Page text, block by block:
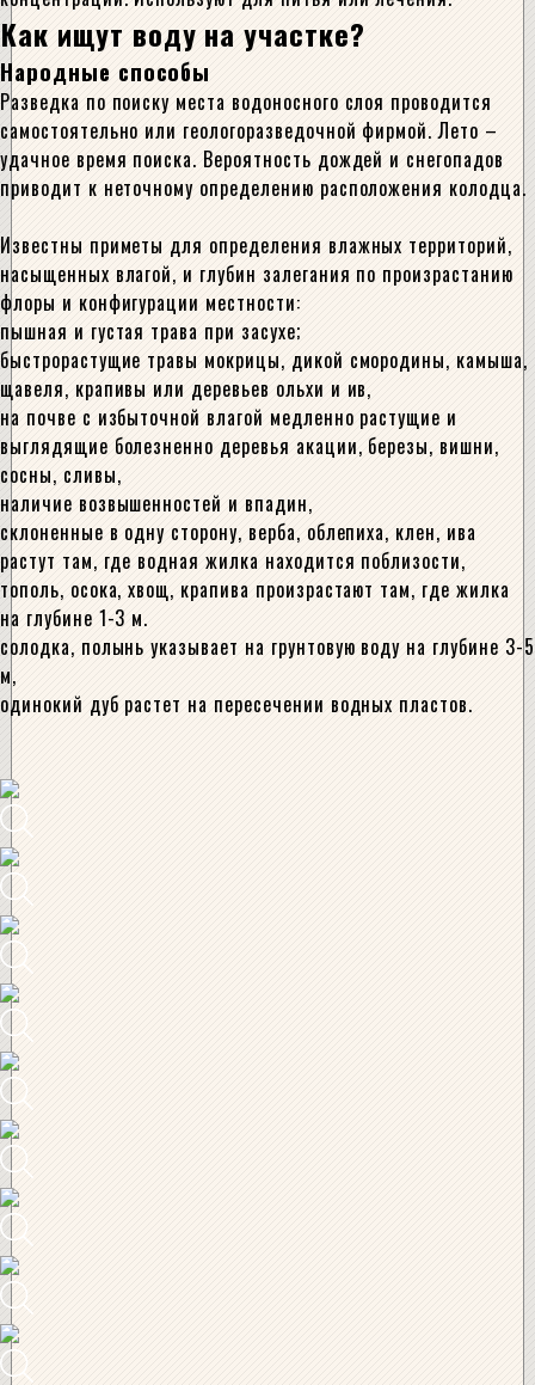
Как ищут воду на участке?
Народные способы
Разведка по поиску места водоносного слоя проводится
самостоятельно или геологоразведочной фирмой. Лето –
удачное время поиска. Вероятность дождей и снегопадов
приводит к неточному определению расположения колодца.
Известны приметы для определения влажных территорий,
насыщенных влагой, и глубин залегания по произрастанию
флоры и конфигурации местности:
пышная и густая трава при засухе;
быстрорастущие травы мокрицы, дикой смородины, камыша,
щавеля, крапивы или деревьев ольхи и ив,
на почве с избыточной влагой медленно растущие и
выглядящие болезненно деревья акации, березы, вишни,
сосны, сливы,
наличие возвышенностей и впадин,
склоненные в одну сторону, верба, облепиха, клен, ива
растут там, где водная жилка находится поблизости,
тополь, осока, хвощ, крапива произрастают там, где жилка
на глубине 1-3 м.
солодка, полынь указывает на грунтовую воду на глубине 3-5
м,
одинокий дуб растет на пересечении водных пластов.